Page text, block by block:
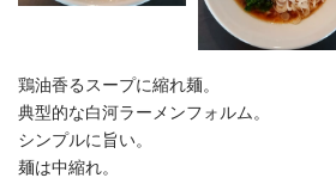
鶏油香るスープに縮れ麺。
典型的な白河ラーメンフォルム。
シンプルに旨い。
麺は中縮れ。